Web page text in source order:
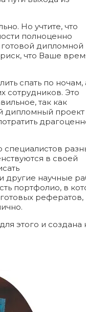
Но учтите, что
полноценно
готовой дипломной
что Ваше
спать по ночам,
сотрудников. Это
так как
дипломный проект
специалистов
в своей
другие научные
портфолио, в
рефератов,
этого и создана